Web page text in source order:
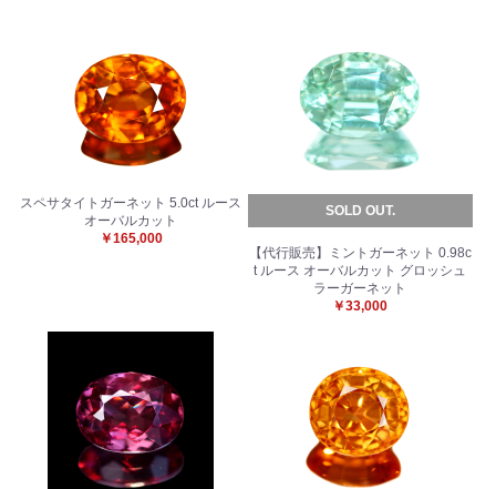
スペサタイトガーネット 5.0ct ルース
オーバルカット
￥165,000
SOLD OUT.
【代行販売】ミントガーネット 0.98c
t ルース オーバルカット グロッシュ
ラーガーネット
￥33,000